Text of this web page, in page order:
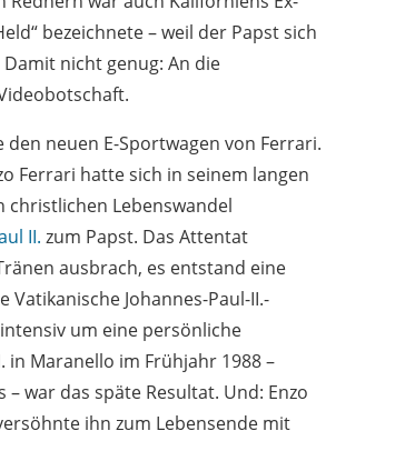
bezeichnete – weil der Papst sich
nicht genug: An die
neuen E-Sportwagen von Ferrari.
Ferrari hatte sich in seinem langen
Lebenswandel
II. zum Papst. Das Attentat
ausbrach, es entstand eine
Johannes-Paul-II.-
um eine persönliche
in Maranello im Frühjahr 1988 –
war das späte Resultat. Und: Enzo
ihn zum Lebensende mit